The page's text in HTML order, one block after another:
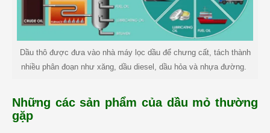
Dầu thô được đưa vào nhà máy lọc dầu để chưng cất, tách thành
nhiều phân đoạn như xăng, dầu diesel, dầu hỏa và nhựa đường.
Những các sản phẩm của dầu mỏ thường
gặp